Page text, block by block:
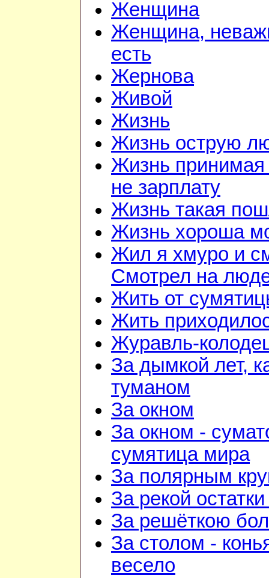
Женщина
Женщина,
есть
Жернова
Живой
Жизнь
Жизнь острую
Жизнь
не зарплату
Жизнь такая
Жизнь хороша
Жил я хмуро и
Смотрел на
Жить от
Жить
Журавль-
За дымкой лет,
туманом
За окном
За окном -
сумятица мира
За полярным
За рекой
За решёткою
За столом -
весело